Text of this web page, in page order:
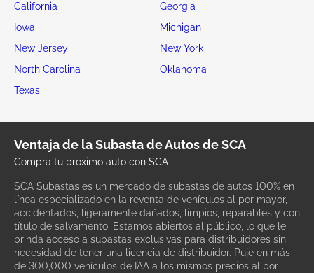
California
Georgia
Iowa
Michigan
New Jersey
New York
North Carolina
Oklahoma
Texas
Ventaja de la Subasta de Autos de SCA
Compra tu próximo auto con SCA
SCA Subastas es un mercado de subastas de autos 100% en
línea especializado en la reventa de vehículos al por mayor,
accidentados, ligeramente dañados, limpios, reparables y con
título de salvamento. Estamos abiertos al público, lo que le
brinda acceso a subastas exclusivas para distribuidores sin
necesidad de tener una licencia de distribuidor. Puje en más
de 300,000 vehículos de IAA a los mismos precios al por